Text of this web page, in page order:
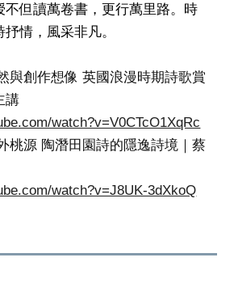
不但讀萬卷書，更行萬里路。時
情，風采非凡。
與創作想像 英國浪漫時期詩歌賞
講
watch?v=V0CTcO1XqRc
桃源 陶潛田園詩的隱逸詩境｜蔡
watch?v=J8UK-3dXkoQ